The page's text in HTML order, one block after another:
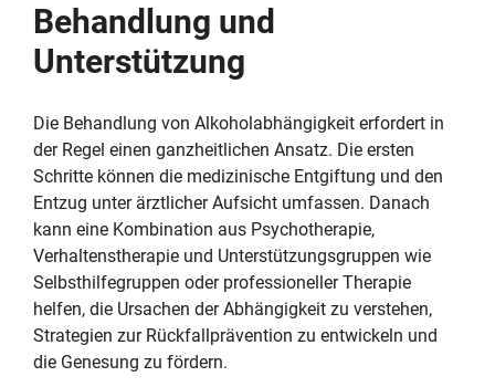
Behandlung und
Unterstützung
Die Behandlung von Alkoholabhängigkeit erfordert in
der Regel einen ganzheitlichen Ansatz. Die ersten
Schritte können die medizinische Entgiftung und den
Entzug unter ärztlicher Aufsicht umfassen. Danach
kann eine Kombination aus Psychotherapie,
Verhaltenstherapie und Unterstützungsgruppen wie
Selbsthilfegruppen oder professioneller Therapie
helfen, die Ursachen der Abhängigkeit zu verstehen,
Strategien zur Rückfallprävention zu entwickeln und
die Genesung zu fördern.